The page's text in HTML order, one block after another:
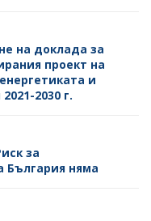
на доклада за
проект на
и
2030 г.
за
България няма